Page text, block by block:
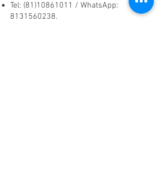
Tel: (81)10861011 / WhatsApp:
8131560238.